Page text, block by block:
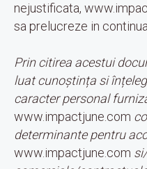
nejustificata,
sa prelucreze in
Prin citirea acestui
luat cunoștința si
caracter personal
www.impactjune.com
determinante pentru
www.impactjune.com